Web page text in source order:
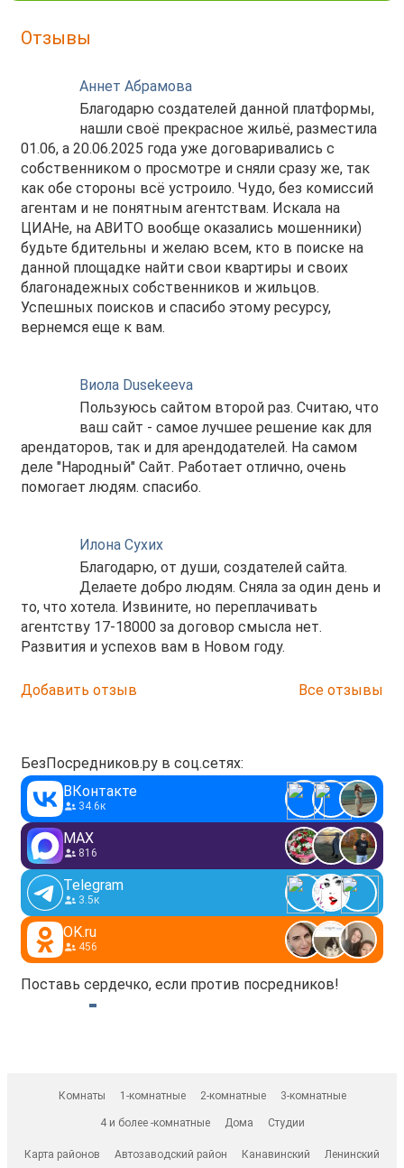
Отзывы
Аннет Абрамова
Благодарю создателей данной платформы,
нашли своё прекрасное жильё, разместила
01.06, а 20.06.2025 года уже договаривались с
собственником о просмотре и сняли сразу же, так
как обе стороны всё устроило. Чудо, без комиссий
агентам и не понятным агентствам. Искала на
ЦИАНе, на АВИТО вообще оказались мошенники)
будьте бдительны и желаю всем, кто в поиске на
данной площадке найти свои квартиры и своих
благонадежных собственников и жильцов.
Успешных поисков и спасибо этому ресурсу,
вернемся еще к вам.
Виола Dusekeeva
Пользуюсь сайтом второй раз. Считаю, что
ваш сайт - самое лучшее решение как для
арендаторов, так и для арендодателей. На самом
деле "Народный" Сайт. Работает отлично, очень
помогает людям. спасибо.
Илона Сухих
Благодарю, от души, создателей сайта.
Делаете добро людям. Сняла за один день и
то, что хотела. Извините, но переплачивать
агентству 17-18000 за договор смысла нет.
Развития и успехов вам в Новом году.
Добавить отзыв Все отзывы
БезПосредников.ру в соц.сетях:
ВКонтакте
34.6к
MAX
816
Telegram
3.5к
OK.ru
456
Поставь сердечко, если против посредников!
Комнаты 1-комнатные 2-комнатные 3-комнатные
4 и более -комнатные Дома Студии
Карта районов Автозаводский район Канавинский Ленинский